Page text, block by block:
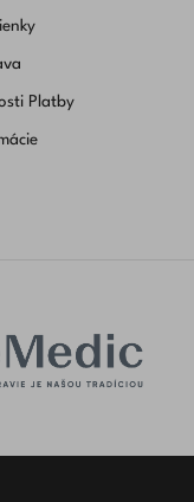
Platby